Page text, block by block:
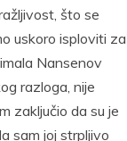
što se
uskoro isploviti za
Nansenov
razloga, nije
zaključio da su je
sam joj strpljivo